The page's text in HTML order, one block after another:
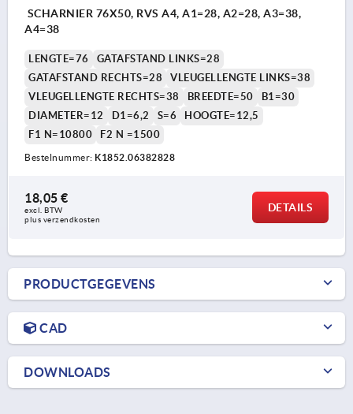
SCHARNIER 76X50, RVS A4, A1=28, A2=28, A3=38,
A4=38
LENGTE=76
GATAFSTAND LINKS=28
GATAFSTAND RECHTS=28
VLEUGELLENGTE LINKS=38
VLEUGELLENGTE RECHTS=38
BREEDTE=50
B1=30
DIAMETER=12
D1=6,2 S=6
HOOGTE=12,5
F1 N=10800
F2 N =1500
Bestelnummer: K1852.06382828
18,05 €
excl. BTW
plus verzendkosten
DETAILS
PRODUCTGEGEVENS
CAD
DOWNLOADS